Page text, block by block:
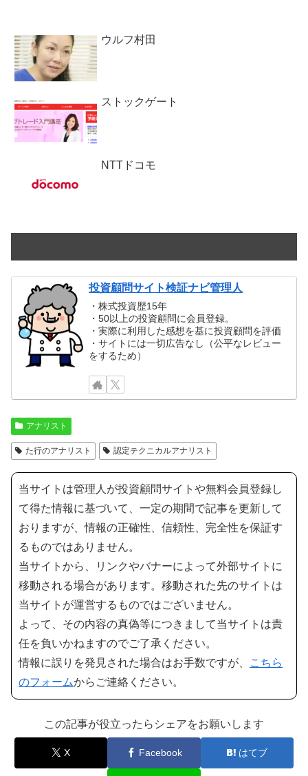
ウルフ村田
ストックゲート
NTTドコモ
投資顧問サイト検証ナビ管理人
・株式投資歴15年
・50以上の投資顧問に会員登録。
・実際に利用した感想を基に投資顧問を評価
・サイトには一切広告なし（公平なレビュー
をするため）
アナリスト
た行のアナリスト 認定テクニカルアナリスト
当サイトは管理人が投資顧問サイトや無料会員登録し
て得た情報に基づいて、一定の期間で記事を更新して
おりますが、情報の正確性、信頼性、完全性を保証す
るものではありません。
当サイトから、リンクやバナーによって外部サイトに
移動される場合があります。移動された先のサイトは
当サイトが運営するものではございません。
よって、その内容の真偽等につきまして当サイトは責
任を負いかねますのでご了承ください。
情報に誤りを発見された場合はお手数ですが、
こちら
のフォームからご連絡ください。
この記事が役立ったらシェアをお願いします
X Facebook はてブ